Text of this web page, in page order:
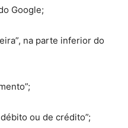
Google;
na parte inferior do
ou de crédito”;